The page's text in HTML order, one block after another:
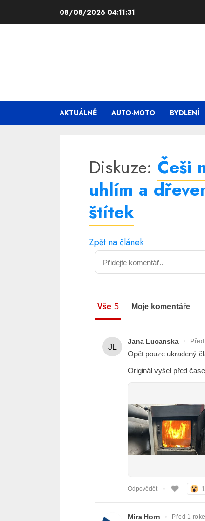
08/08/2026 04:11:31
AKTUÁLNĚ AUTO-MOTO BYDLENÍ
Diskuze: Češi
uhlím a
štítek
Zpět na článek